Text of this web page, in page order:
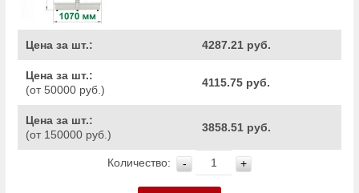
Цена за шт.: 4287.21 руб.
Цена за шт.:
(от 50000 руб.)
4115.75 руб.
Цена за шт.:
(от 150000 руб.)
3858.51 руб.
Количество: - +